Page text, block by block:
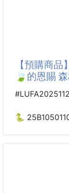
食物保鮮的好
🩶內層鋁箔保
有效鎖住新鮮
無論是
🎤｜來來來！
❌零食吃一半
❌隔天直接軟
❌封口夾永遠
🌿🍃今天這
森林系綠植盆
👉每一片葉子
🧲磁吸❗磁吸
📍不會亂丟📍
🍪緊密封口，
✅一夾就緊✅
👉零食、乾糧
【預購商
🍃的恩賜
🐍